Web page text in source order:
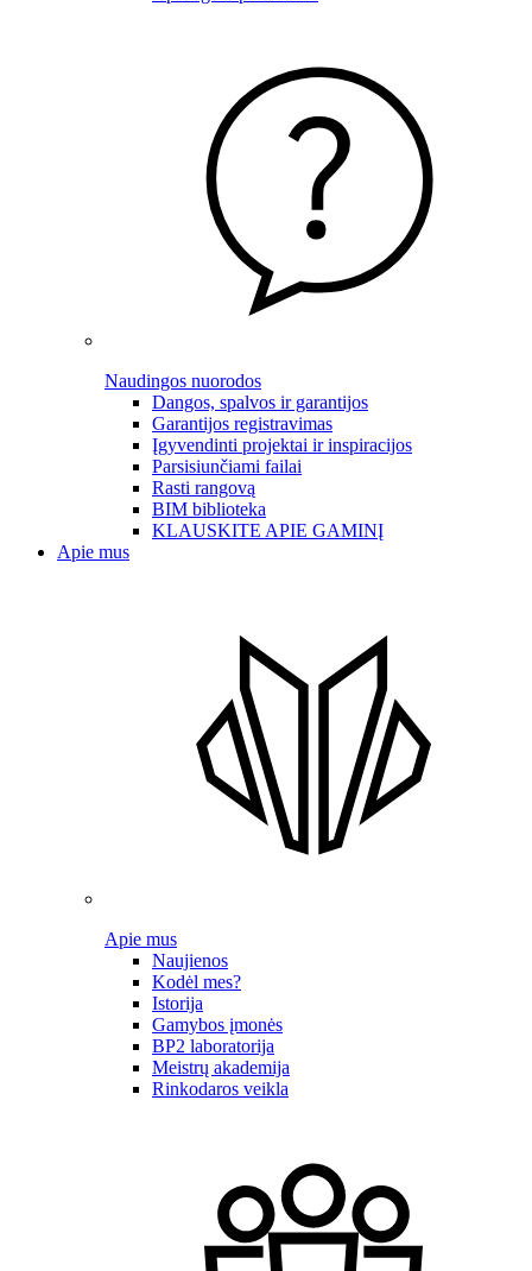
Naudingos nuorodos
Dangos, spalvos ir garantijos
Garantijos registravimas
Įgyvendinti projektai ir inspiracijos
Parsisiunčiami failai
Rasti rangovą
BIM biblioteka
KLAUSKITE APIE GAMINĮ
Apie mus
Apie mus
Naujienos
Kodėl mes?
Istorija
Gamybos įmonės
BP2 laboratorija
Meistrų akademija
Rinkodaros veikla